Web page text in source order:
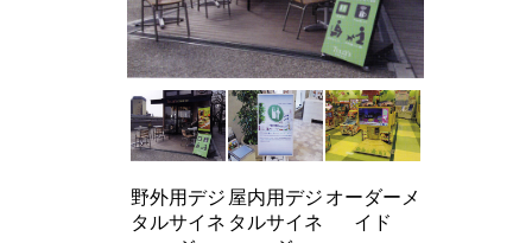
野外用デジ
タルサイネ
屋内用デジ
タルサイネ
オーダーメ
イド